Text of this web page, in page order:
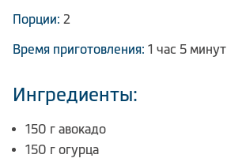
Порции: 2
Время приготовления: 1 час 5 минут
Ингредиенты:
150 г авокадо
150 г огурца